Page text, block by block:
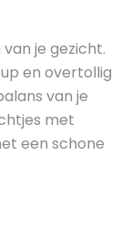
je gezicht.
en overtollig
van je
met
een schone